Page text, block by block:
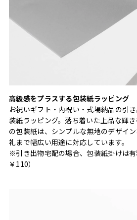
高級感をプラスする包装紙ラッピング
お祝いギフト・内祝い・式場納品の引
装紙ラッピング。落ち着いた上品な輝
の包装紙は、シンプルな無地のデザイ
礼まで幅広い用途に対応しています。
※引き出物宅配の場合、包装紙掛けは
￥110）